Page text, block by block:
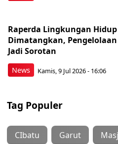
News
Raperda Lingkungan Hidup
Dimatangkan, Pengelolaan
Jadi Sorotan
Kamis, 9 Jul 2026 - 16:06
Tag Populer
CIbatu Garut